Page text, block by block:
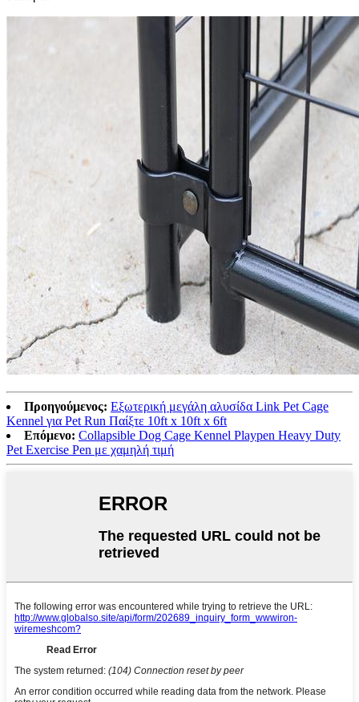
Προηγούμενος: Εξωτερική μεγάλη αλυσίδα Link Pet Cage
Kennel για Pet Run Παίξτε 10ft x 10ft x 6ft
Επόμενο: Collapsible Dog Cage Kennel Playpen Heavy Duty
Pet Exercise Pen με χαμηλή τιμή